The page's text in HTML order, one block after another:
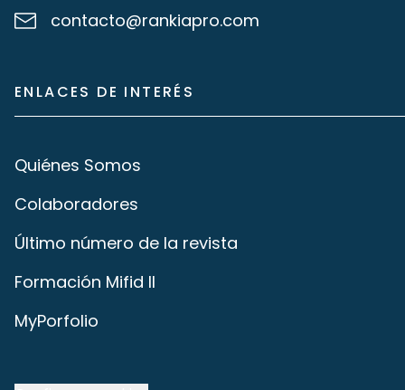
contacto@rankiapro.com
ENLACES DE INTERÉS
Quiénes Somos
Colaboradores
Último número de la revista
Formación Mifid II
MyPorfolio